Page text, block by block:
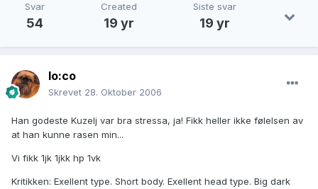
Svar
54
Created
19 yr
Siste svar
19 yr
lo:co
Skrevet 28. Oktober 2006
Han godeste Kuzelj var bra stressa, ja! Fikk heller ikke følelsen av
at han kunne rasen min...
Vi fikk 1jk 1jkk hp 1vk
Kritikken: Exellent type. Short body. Exellent head type. Big dark